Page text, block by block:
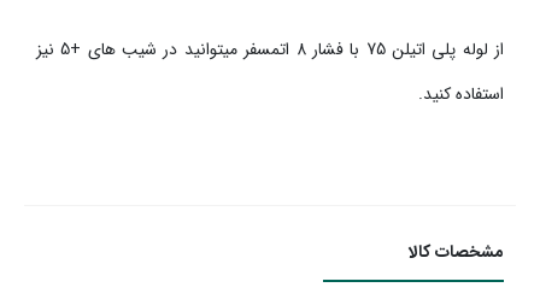
از لوله پلی اتیلن 75 با فشار 8 اتمسفر میتوانید در شیب های +5 نیز
استفاده کنید.
مشخصات کالا